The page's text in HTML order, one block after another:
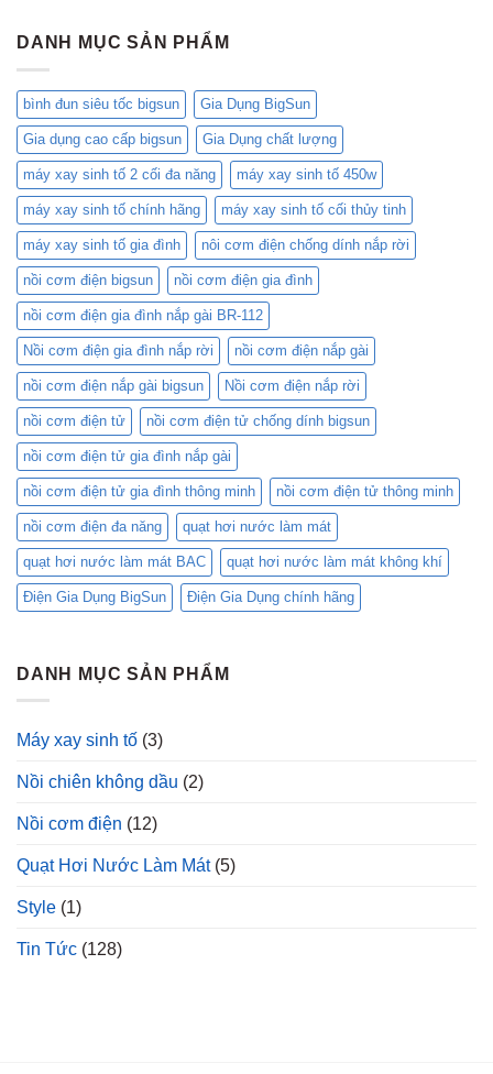
Bạn!
20SS
1500
của
Bigsun
ĐIỆN
Chi
Cơm
Cơ
3D
BR-
418C
và
Nồi
Cơm
Điện
Mini:
Lựa
Chọn
Nào
Phù
Hợp
Với
Bạn?
DANH MỤC SẢN PHẨM
bình đun siêu tốc bigsun Gia Dụng BigSun
Gia dụng cao cấp bigsun Gia Dụng chất lượng
máy xay sinh tố 2 cối đa năng máy xay sinh tố 450w
máy xay sinh tố chính hãng máy xay sinh tố cối thủy tinh
máy xay sinh tố gia đình nôi cơm điện chống dính nắp rời
nồi cơm điện bigsun nồi cơm điện gia đình
nồi cơm điện gia đình nắp gài BR-112
Nồi cơm điện gia đình nắp rời nồi cơm điện nắp gài
nồi cơm điện nắp gài bigsun Nồi cơm điện nắp rời
nồi cơm điện tử nồi cơm điện tử chống dính bigsun
nồi cơm điện tử gia đình nắp gài
nồi cơm điện tử gia đình thông minh nồi cơm điện tử thông minh
nồi cơm điện đa năng quạt hơi nước làm mát
quạt hơi nước làm mát BAC quạt hơi nước làm mát không khí
Điện Gia Dụng BigSun Điện Gia Dụng chính hãng
DANH MỤC SẢN PHẨM
Máy xay sinh tố (3)
Nồi chiên không dầu (2)
Nồi cơm điện (12)
Quạt Hơi Nước Làm Mát(5)
Style (1)
Tin Tức (128)